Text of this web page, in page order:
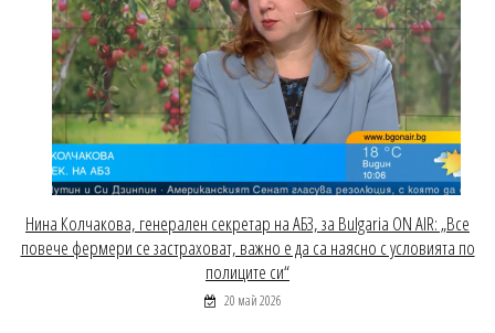
Нина Колчакова, генерален секретар на АБЗ, за Bulgaria ON AIR: „Все
повече фермери се застраховат, важно е да са наясно с условията по
полиците си“
20 май 2026